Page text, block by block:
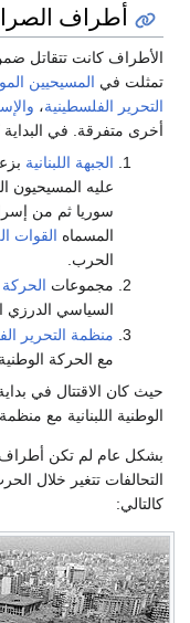
أطراف
الأطراف كانت تتقاتل
تمثلت في المسيحيين
التحرير الفلسطينية،
أخرى متفرقة. في البداية كانت هناك
الجبهة اللبنانية
عليه المسيحيون
سوريا ثم من
المسماه القوات
الحرب.
مجموعات الحركة
السياسي الدرزي
منظمة التحرير
مع الحركة الوطنية
حيث كان الاقتتال في
الوطنية اللبنانية مع
بشكل عام لم تكن أطراف
التحالفات تتغير خلال
كالتالي: